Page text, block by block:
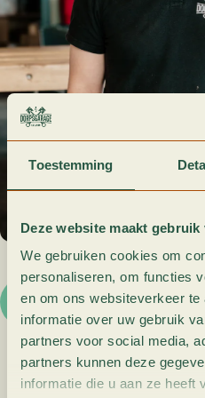
Toestemming
Deze website maakt gebruik
We gebruiken cookies om
personaliseren, om functies
en om ons websiteverkeer
informatie over uw gebruik
partners voor social media,
partners kunnen deze
informatie die u aan ze heeft
Terug naar overzicht
Dit is
Tom Schurink